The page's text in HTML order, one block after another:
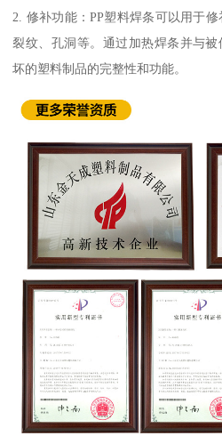
2. 修补功能：PP塑料焊条可以用于
裂纹、孔洞等。通过加热焊条并与
坏的塑料制品的完整性和功能。